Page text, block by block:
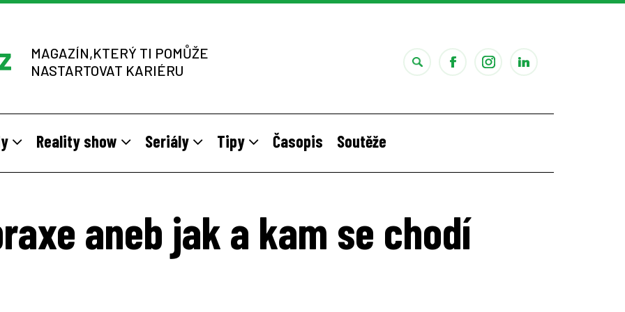
MAGAZÍN,KTERÝ TI POMŮŽE
NASTARTOVAT KARIÉRU
Reality show Seriály Tipy Časopis Soutěže
aneb jak a kam se chodí